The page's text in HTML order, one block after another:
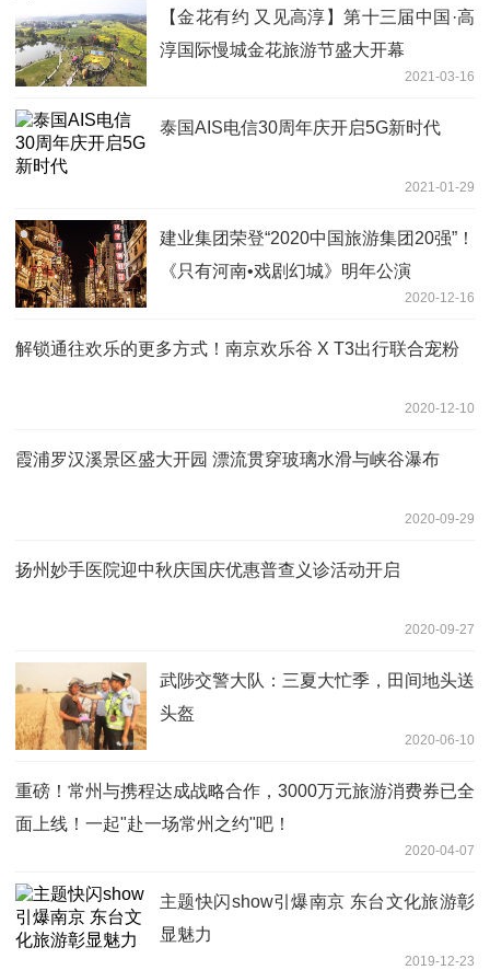
【金花有约 又见高淳】第十三届中国·高
淳国际慢城金花旅游节盛大开幕
2021-03-16
泰国AIS电信30周年庆开启5G新时代
2021-01-29
建业集团荣登“2020中国旅游集团20强”！
《只有河南•戏剧幻城》明年公演
2020-12-16
解锁通往欢乐的更多方式！南京欢乐谷 X T3出行联合宠粉
2020-12-10
霞浦罗汉溪景区盛大开园 漂流贯穿玻璃水滑与峡谷瀑布
2020-09-29
扬州妙手医院迎中秋庆国庆优惠普查义诊活动开启
2020-09-27
武陟交警大队：三夏大忙季，田间地头送
头盔
2020-06-10
重磅！常州与携程达成战略合作，3000万元旅游消费券已全
面上线！一起"赴一场常州之约"吧！
2020-04-07
主题快闪show引爆南京 东台文化旅游彰
显魅力
2019-12-23